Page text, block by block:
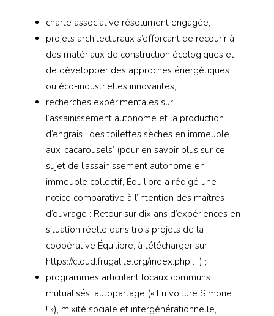
charte associative résolument engagée,
projets architecturaux s’efforçant de recourir à
des matériaux de construction écologiques et
de développer des approches énergétiques
ou éco-industrielles innovantes,
recherches expérimentales sur
l’assainissement autonome et la production
d’engrais : des toilettes sèches en immeuble
aux ‘cacarousels’ (pour en savoir plus sur ce
sujet de l’assainissement autonome en
immeuble collectif, Équilibre a rédigé une
notice comparative à l’intention des maîtres
d’ouvrage : Retour sur dix ans d’expériences en
situation réelle dans trois projets de la
coopérative Équilibre, à télécharger sur
https://cloud.frugalite.org/index.php… ) ;
programmes articulant locaux communs
mutualisés, autopartage (« En voiture Simone
! »), mixité sociale et intergénérationnelle,